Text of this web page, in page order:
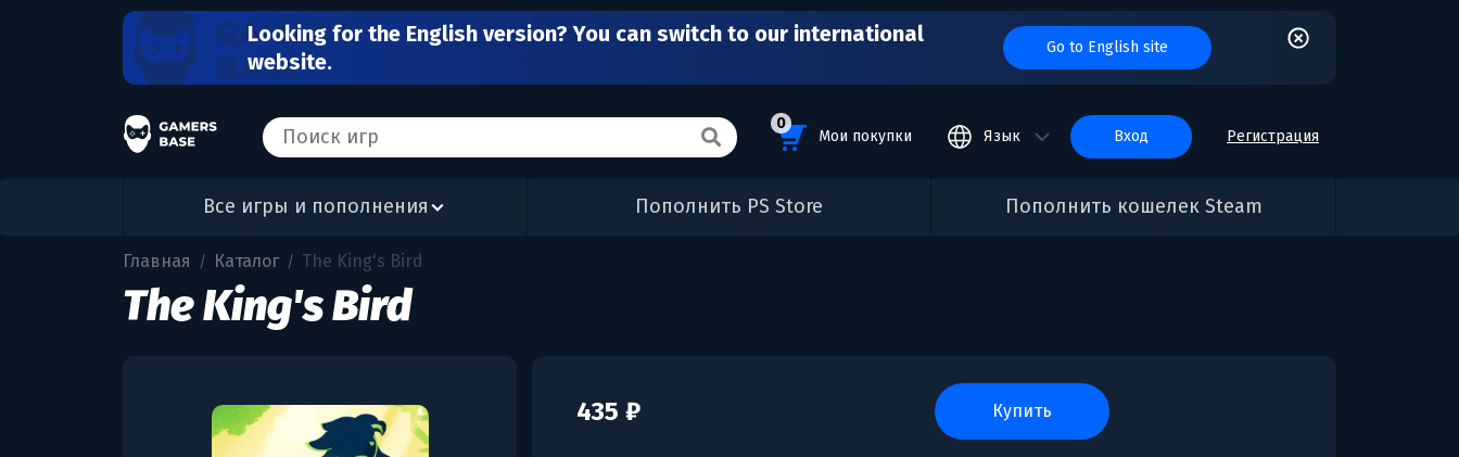
Looking for the English version? You can switch to our international
website.
Go to English site
0
Мои покупки Язык вход Регистрация
Все игры и пополнения Пополнить PS Store Пополнить кошелек Steam
Главная / Каталог / The King's Bird
The King's Bird
435 ₽ купить